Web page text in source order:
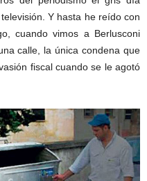
Y hasta he reído con
cuando vimos a Berlusconi
calle, la única condena que
fiscal cuando se le agotó